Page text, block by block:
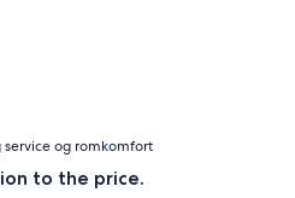
service og romkomfort
to the price.